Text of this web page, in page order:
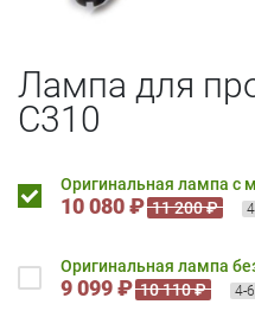
Лампа для
C310
Оригинальная лампа с
10 080 ₽ 11 200 ₽
Оригинальная лампа
9 099 ₽ 10 110 ₽ 4-